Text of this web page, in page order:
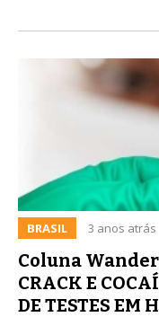
BRASIL 3 anos atrás
Coluna
CRACK E
DE TESTES EM